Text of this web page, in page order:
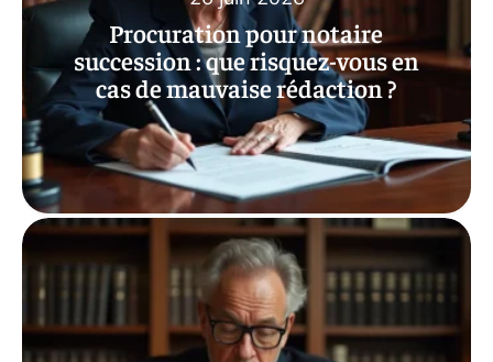
Procuration pour notaire
succession : que risquez-vous en
cas de mauvaise rédaction ?